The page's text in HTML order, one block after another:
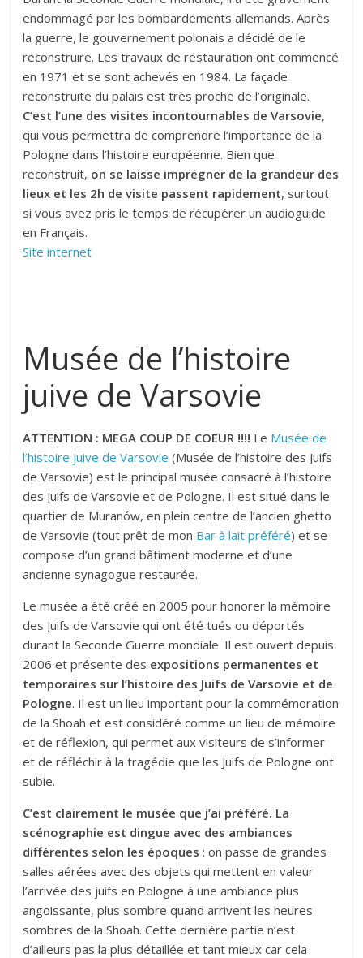
endommagé par les bombardements allemands. Après
la guerre, le gouvernement polonais a décidé de le
reconstruire. Les travaux de restauration ont commencé
en 1971 et se sont achevés en 1984. La façade
reconstruite du palais est très proche de l’originale.
C’est l’une des visites incontournables de Varsovie,
qui vous permettra de comprendre l’importance de la
Pologne dans l’histoire européenne. Bien que
reconstruit, on se laisse imprégner de la grandeur des
lieux et les 2h de visite passent rapidement, surtout
si vous avez pris le temps de récupérer un audioguide
en Français.
Site internet
Musée de l’histoire
juive de Varsovie
ATTENTION : MEGA COUP DE COEUR !!!! Le Musée de
l’histoire juive de Varsovie (Musée de l’histoire des Juifs
de Varsovie) est le principal musée consacré à l’histoire
des Juifs de Varsovie et de Pologne. Il est situé dans le
quartier de Muranów, en plein centre de l’ancien ghetto
de Varsovie (tout prêt de mon Bar à lait préféré) et se
compose d’un grand bâtiment moderne et d’une
ancienne synagogue restaurée.
Le musée a été créé en 2005 pour honorer la mémoire
des Juifs de Varsovie qui ont été tués ou déportés
durant la Seconde Guerre mondiale. Il est ouvert depuis
2006 et présente des expositions permanentes et
temporaires sur l’histoire des Juifs de Varsovie et de
Pologne. Il est un lieu important pour la commémoration
de la Shoah et est considéré comme un lieu de mémoire
et de réflexion, qui permet aux visiteurs de s’informer
et de réfléchir à la tragédie que les Juifs de Pologne ont
subie.
C’est clairement le musée que j’ai préféré. La
scénographie est dingue avec des ambiances
différentes selon les époques : on passe de grandes
salles aérées avec des objets qui mettent en valeur
l’arrivée des juifs en Pologne à une ambiance plus
angoissante, plus sombre quand arrivent les heures
sombres de la Shoah. Cette dernière partie n’est
d’ailleurs pas la plus détaillée et tant mieux car cela